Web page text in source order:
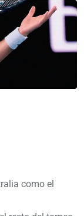
como el